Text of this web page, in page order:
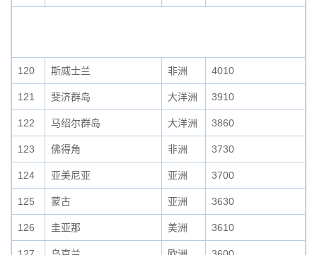
120 斯威士兰 非洲 4010
121 斐济群岛 大洋洲 3910
122 马绍尔群岛 大洋洲 3860
123 佛得角 非洲 3730
124 亚美尼亚 亚洲 3700
125 蒙古 亚洲 3630
126 圭亚那 美洲 3610